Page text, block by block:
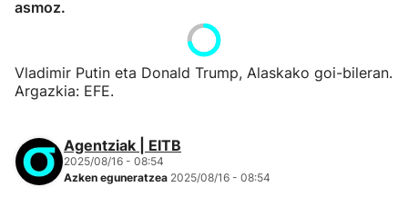
asmoz.
Vladimir Putin eta Donald Trump, Alaskako goi-bileran.
Argazkia: EFE.
Agentziak | EITB
2025/08/16 - 08:54
Azken eguneratzea 2025/08/16 - 08:54